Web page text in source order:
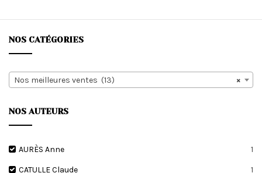
au
NOS CATÉGORIES
×
Nos meilleures ventes (13)
NOS AUTEURS
AURÈS Anne 1
CATULLE Claude 1